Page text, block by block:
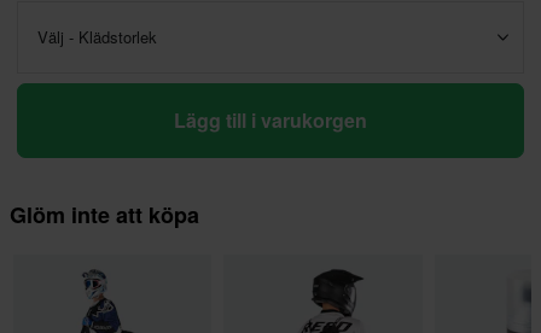
Välj - Klädstorlek
Lägg till i varukorgen
Glöm inte att köpa